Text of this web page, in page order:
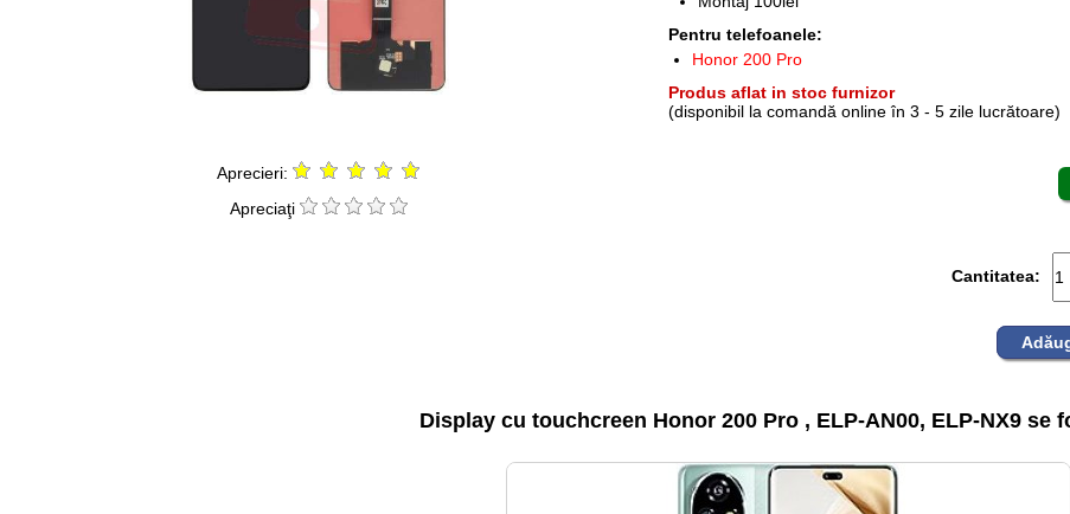
Aprecieri:
Apreciaţi
Pentru telefoanele:
Honor 200 Pro
Produs aflat in stoc furnizor
(disponibil la comandă online în 3 - 5 zile lucrătoare)
Cantitatea:
Display cu touchcreen Honor 200 Pro , ELP-AN00, ELP-NX9 se